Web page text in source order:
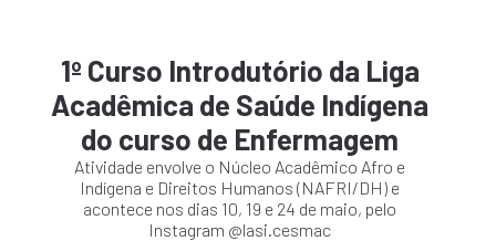
1º Curso Introdutório da Liga
Acadêmica de Saúde Indígena
do curso de Enfermagem
Atividade envolve o Núcleo Acadêmico Afro e
Indígena e Direitos Humanos (NAFRI/DH) e
acontece nos dias 10, 19 e 24 de maio, pelo
Instagram @lasi.cesmac